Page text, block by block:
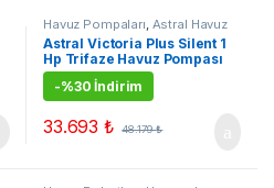
Havuz Pompaları Astral Havuz
Pompaları ,Çok Satanlar,
Kampanyalı Ürünler
Astral Victoria Plus Silent 1
Hp Trifaze Havuz Pompası
-%30 İndirim
33.693₺ 48.179₺